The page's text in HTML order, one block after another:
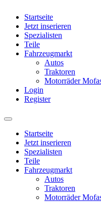
Startseite
Jetzt inserieren
Spezialisten
Teile
Fahrzeugmarkt
Autos
Traktoren
Motorräder
Login
Register
Startseite
Jetzt inserieren
Spezialisten
Teile
Fahrzeugmarkt
Autos
Traktoren
Motorräder